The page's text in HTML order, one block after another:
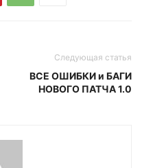
Следующая статья
ВСЕ ОШИБКИ и БАГИ
НОВОГО ПАТЧА 1.0